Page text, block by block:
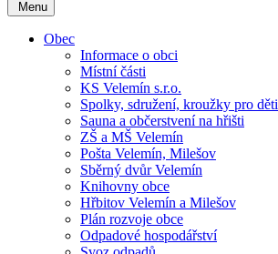
Menu
Obec
Informace o obci
Místní části
KS Velemín s.r.o.
Spolky, sdružení, kroužky pro děti
Sauna a občerstvení na hřišti
ZŠ a MŠ Velemín
Pošta Velemín, Milešov
Sběrný dvůr Velemín
Knihovny obce
Hřbitov Velemín a Milešov
Plán rozvoje obce
Odpadové hospodářství